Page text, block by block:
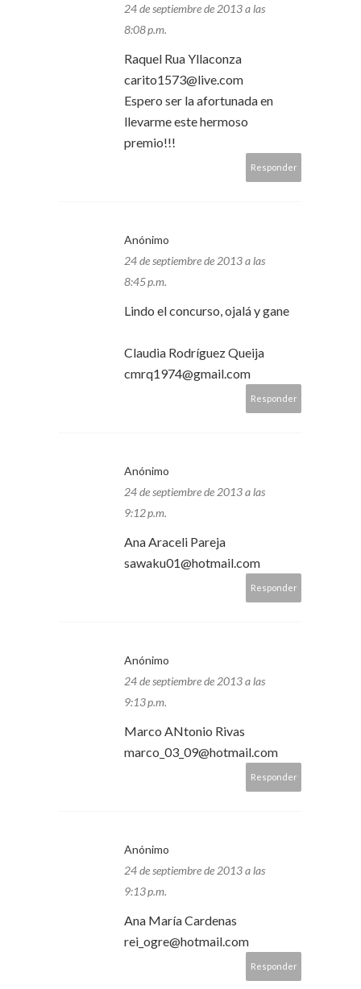
24 de septiembre de 2013 a las
8:08 p.m.
Raquel Rua Yllaconza
carito1573@live.com
Espero ser la afortunada en
llevarme este hermoso
premio!!!
Responder
Anónimo
24 de septiembre de 2013 a las
8:45 p.m.
Lindo el concurso, ojalá y gane
Claudia Rodríguez Queija
cmrq1974@gmail.com
Responder
Anónimo
24 de septiembre de 2013 a las
9:12 p.m.
Ana Araceli Pareja
sawaku01@hotmail.com
Responder
Anónimo
24 de septiembre de 2013 a las
9:13 p.m.
Marco ANtonio Rivas
marco_03_09@hotmail.com
Responder
Anónimo
24 de septiembre de 2013 a las
9:13 p.m.
Ana María Cardenas
rei_ogre@hotmail.com
Responder